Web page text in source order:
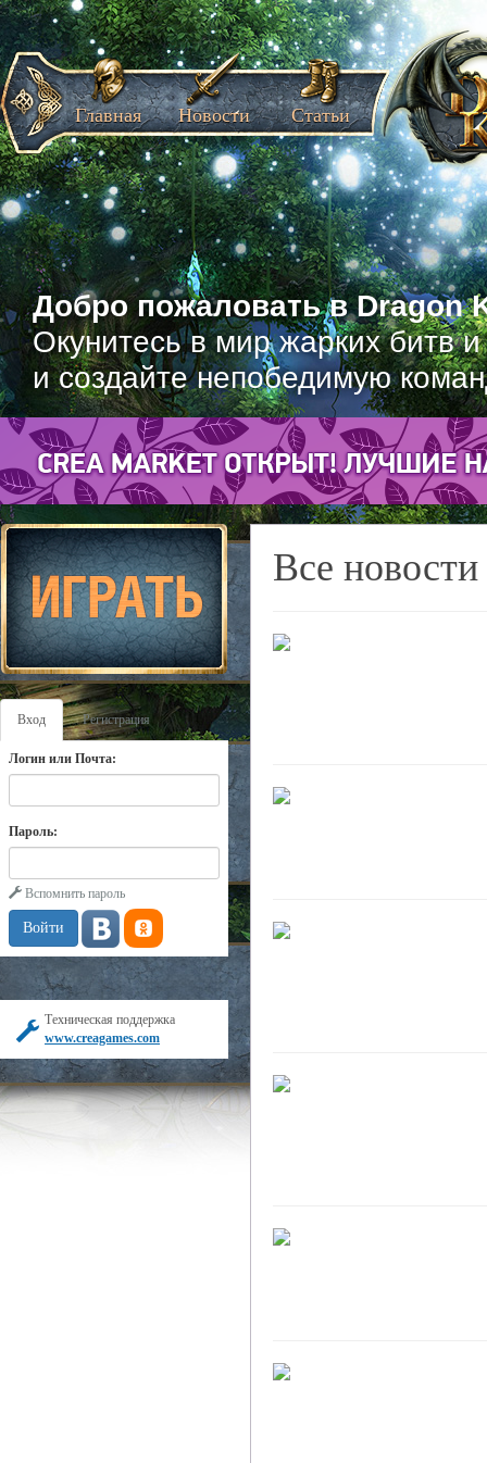
Добро пожаловать в Dragon
Окунитесь в мир жарких битв
и создайте непобедимую
Главная Новости Статьи
Вход Регистрация
Логин или Почта:
Пароль:
Вспомнить пароль
Техническая поддержка
www.creagames.com
Все новости